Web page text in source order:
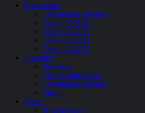
Чемпионат
Турнирная таблица
Сезон 2021/22
Сезон 2022/23
Сезон 2023/24
Сезон 2024/25
Дизелист
Команда
Тренерский штаб
Турнирная таблица
Матчи
Арена
Информация